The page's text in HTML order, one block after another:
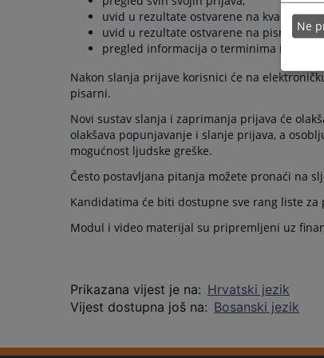
uvid u rezultate ostvarene na
uvid u rezultate ostvarene na pismenim
pregled informacija o terminima i
Nakon slanja prijave korisnici će na
pisarni.
Novi sustav slanja i zaprimanja prijava će
olakšava popunjavanje i slanje prijava, a
mogućnost ljudske greške.
Često postavljana pitanja možete pronaći na
Kandidatima će biti dostupne sve rang liste
Modul i video materijal su pripremljeni uz
Prikazana vijest je na: Hrvatski jezik
Vijest dostupna još na: Bosanski jezik
Ne